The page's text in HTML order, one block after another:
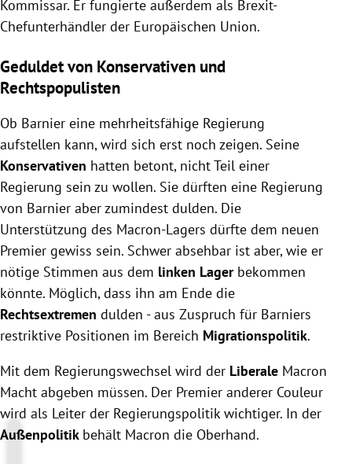
Kommissar. Er fungierte außerdem als Brexit-
Chefunterhändler der Europäischen Union.
Geduldet von Konservativen und
Rechtspopulisten
Ob Barnier eine mehrheitsfähige Regierung
aufstellen kann, wird sich erst noch zeigen. Seine
Konservativen hatten betont, nicht Teil einer
Regierung sein zu wollen. Sie dürften eine Regierung
von Barnier aber zumindest dulden. Die
Unterstützung des Macron-Lagers dürfte dem neuen
Premier gewiss sein. Schwer absehbar ist aber, wie er
nötige Stimmen aus dem linken Lager bekommen
könnte. Möglich, dass ihn am Ende die
Rechtsextremen dulden - aus Zuspruch für Barniers
restriktive Positionen im Bereich Migrationspolitik.
Mit dem Regierungswechsel wird der Liberale Macron
Macht abgeben müssen. Der Premier anderer Couleur
wird als Leiter der Regierungspolitik wichtiger. In der
Außenpolitik behält Macron die Oberhand.